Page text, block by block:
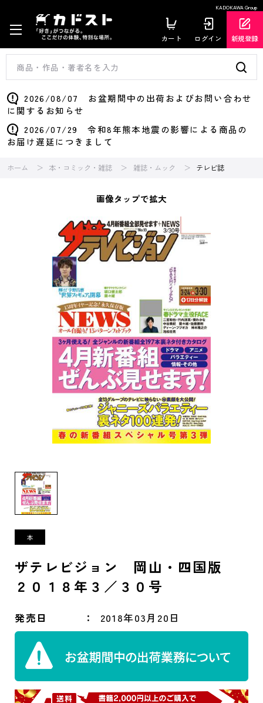
KADOKAWA Group
カート ログイン 新規登録
2026/08/07 お盆期間中の出荷およびお問い合わせ
に関するお知らせ
2026/07/29 令和8年熊本地震の影響による商品の
お届け遅延につきまして
ホーム 本・コミック・雑誌 雑誌・ムック テレビ誌
画像タップで拡大
ザテレビジョン 岡山・四国版
２０１８年３／３０号
発売日 2018年03月20日